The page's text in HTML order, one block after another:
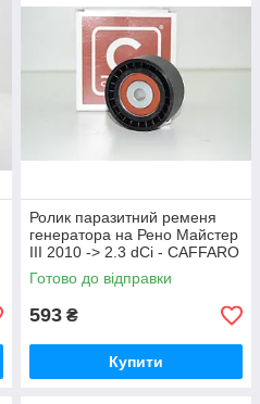
Ролик паразитний ременя
генератора на Рено Майстер
III 2010 -> 2.3 dCi - CAFFARO
(Польща) 197-99
Готово до відправки
593 ₴
Купити